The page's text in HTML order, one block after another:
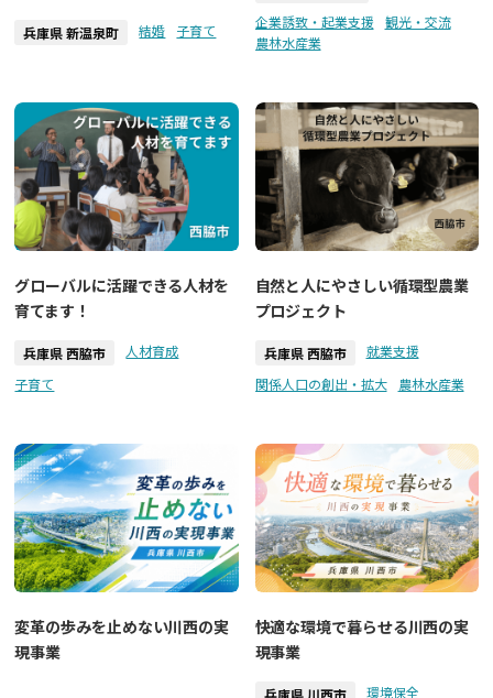
兵庫県 新温泉町 結婚 子育て
企業誘致・起業支援
観光・交流
農林水産業
グローバルに活躍できる人材を
育てます！
兵庫県 西脇市
人材育成
子育て
自然と人にやさしい循環型農業
プロジェクト
兵庫県 西脇市
就業支援
関係人口の創出・拡大
農林水産業
変革の歩みを止めない川西の実
現事業
快適な環境で暮らせる川西の実
現事業
環境保全